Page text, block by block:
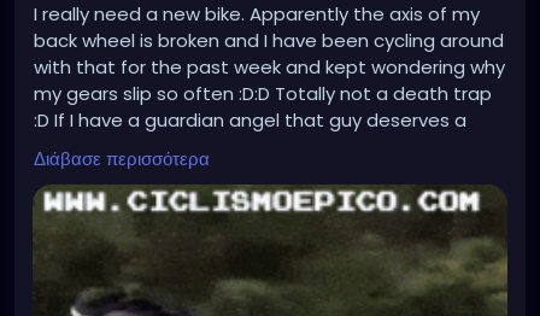
I really need a new bike. Apparently the axis of my
back wheel is broken and I have been cycling around
with that for the past week and kept wondering why
my gears slip so often :D:D Totally not a death trap
:D If I have a guardian angel that guy deserves a
raise. Propably held the axis with their bare hands
while I was mindlessly flying downhill for an entire
week!
Διάβασε περισσότερα